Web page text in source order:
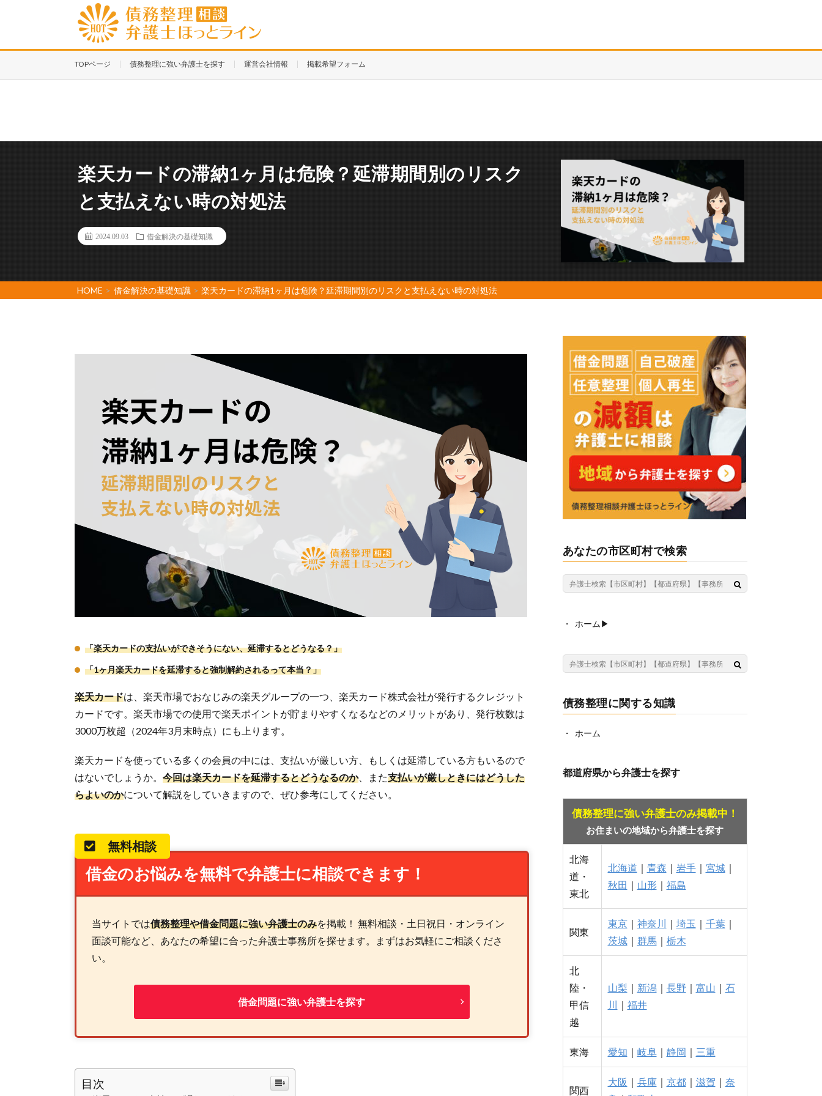
TOPページ 債務整理に強い弁護士を探す 運営会社情報 掲載希望フォーム
楽天カードの滞納1ヶ月は危険？延滞期間別のリスク
と支払えない時の対処法
2024.09.03 借金解決の基礎知識
HOME > 借金解決の基礎知識 > 楽天カードの滞納1ヶ月は危険？延滞期間別のリスクと支払えない時の対処法
「楽天カードの支払いができそうにない、延滞するとどうなる？」
「1ヶ月楽天カードを延滞すると強制解約されるって本当？」
楽天カードは、楽天市場でおなじみの楽天グループの一つ、楽天カード株式会社が発行するクレジット
カードです。楽天市場での使用で楽天ポイントが貯まりやすくなるなどのメリットがあり、発行枚数は
3000万枚超（2024年3月末時点）にも上ります。
楽天カードを使っている多くの会員の中には、支払いが厳しい方、もしくは延滞している方もいるので
はないでしょうか。 今回は楽天カードを延滞するとどうなるのか、また支払いが厳しときにはどうした
らよいのかについて解説をしていきますので、ぜひ参考にしてください。
無料相談
借金のお悩みを無料で弁護士に相談できます！
当サイトでは債務整理や借金問題に強い弁護士のみを掲載！ 無料相談・土日祝日・オンライン
面談可能など、あなたの希望に合った弁護士事務所を探せます。まずはお気軽にご相談くださ
い。
借金問題に強い弁護士を探す
目次
あなたの市区町村で検索
ホーム▶︎
債務整理に関する知識
ホーム
都道府県から弁護士を探す
債務整理に強い弁護士のみ掲載中！
お住まいの地域から弁護士を探す
北海
道・
東北
北海道 ｜ 青森 ｜ 岩手｜ 宮城｜
秋田 ｜ 山形 ｜ 福島
関東
東京｜ 神奈川 ｜ 埼玉 ｜ 千葉｜
茨城｜ 群馬｜ 栃木
北
陸・
甲信
越
山梨 ｜ 新潟 ｜ 長野 ｜ 富山 ｜ 石
川 ｜ 福井
東海 愛知 ｜ 岐阜 ｜ 静岡 ｜ 三重
関西
大阪 ｜ 兵庫｜ 京都｜ 滋賀 ｜ 奈